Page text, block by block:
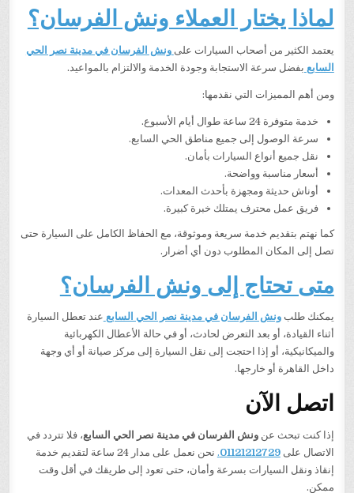
لماذا يختار العملاء ونش الفرسان؟
يعتمد الكثير من أصحاب السيارات على ونش الفرسان في مدينة نصر الحي
السابع بفضل سرعة الاستجابة وجودة الخدمة والالتزام بالمواعيد.
ومن أهم المميزات التي نقدمها:
خدمة متوفرة 24 ساعة طوال أيام الأسبوع.
سرعة الوصول إلى جميع مناطق الحي السابع.
نقل جميع أنواع السيارات بأمان.
أسعار مناسبة وواضحة.
أوناش حديثة ومجهزة بأحدث المعدات.
فريق عمل محترف يمتلك خبرة كبيرة.
كما نهتم بتقديم خدمة سريعة وموثوقة، مع الحفاظ الكامل على السيارة حتى
تصل إلى المكان المطلوب دون أي أضرار.
متى تحتاج إلى ونش الفرسان؟
يمكنك طلبونش الفرسان في مدينة نصر الحي السابع عند تعطل السيارة
أثناء القيادة، أو بعد التعرض لحادث، أو في حالة الأعطال الكهربائية
والميكانيكية، أو إذا احتجت إلى نقل السيارة إلى مركز صيانة أو أي وجهة
داخل القاهرة أو خارجها.
اتصل الآن
إذا كنت تبحث عنونش الفرسان في مدينة نصر الحي السابع، فلا تتردد في
الاتصال على01121212729
.
نحن نعمل على مدار 24 ساعة لتقديم خدمة
إنقاذ ونقل السيارات بسرعة وأمان، حتى تعود إلى طريقك في أقل وقت
ممكن.